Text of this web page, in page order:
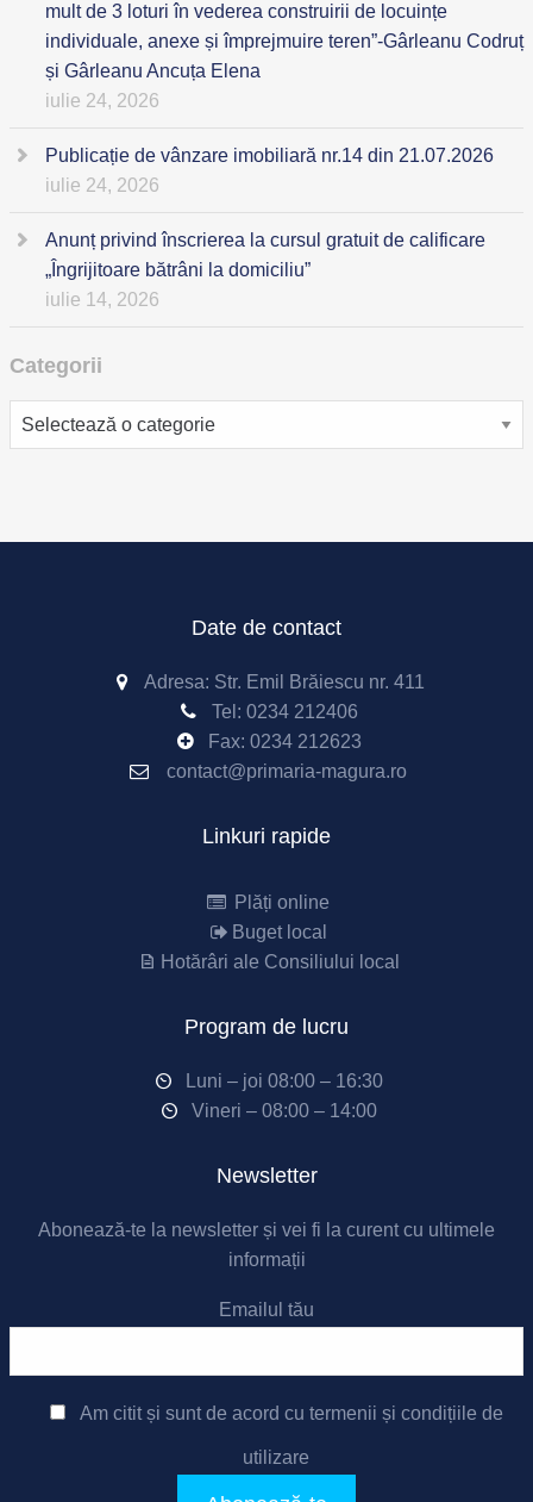
mult de 3 loturi în vederea construirii de locuințe
individuale, anexe și împrejmuire teren”-Gârleanu Codruț
și Gârleanu Ancuța Elena
iulie 24, 2026
Publicație de vânzare imobiliară nr.14 din 21.07.2026
iulie 24, 2026
Anunț privind înscrierea la cursul gratuit de calificare
„Îngrijitoare bătrâni la domiciliu”
iulie 14, 2026
Categorii
Categorii
Date de contact
Adresa: Str. Emil Brăiescu nr. 411
Tel: 0234 212406
Fax: 0234 212623
contact@primaria-magura.ro
Linkuri rapide
Plăți online
Buget local
Hotărâri ale Consiliului local
Program de lucru
Luni – joi 08:00 – 16:30
Vineri – 08:00 – 14:00
Newsletter
Abonează-te la newsletter și vei fi la curent cu ultimele
informații
Emailul tău
Am citit și sunt de acord cu termenii și condițiile de
utilizare